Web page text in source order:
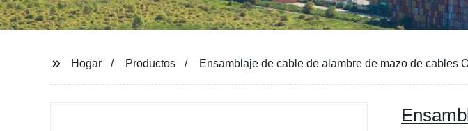
Hogar Productos Ensamblaje de cable de alambre de mazo de cables